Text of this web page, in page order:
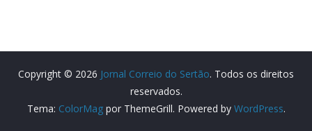
Copyright © 2026 Jornal Correio do Sertão. Todos os direitos
reservados.
Tema: ColorMagpor ThemeGrill. Powered by WordPress.